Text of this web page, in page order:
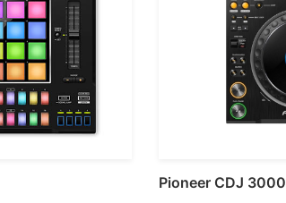
Pioneer CDJ 3000